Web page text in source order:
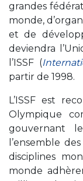
grandes
monde,
et de
deviendra
l’ISSF (
partir de 1998.
L’ISSF est
Olympique
gouvernant
l’ensemble
disciplines
monde